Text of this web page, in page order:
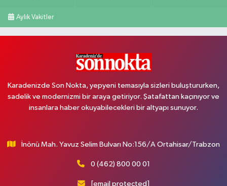
Aylık Vakitler
Karadenizde Son Nokta, yepyeni temasıyla sizleri buluştururken,
sadelik ve modernizmi bir araya getiriyor. Şatafattan kaçınıyor ve
insanlara haber okuyabilecekleri bir altyapı sunuyor.
İnönü Mah. Yavuz Selim Bulvarı No:156/A Ortahisar/Trabzon
0 (462) 800 00 01
[email protected]